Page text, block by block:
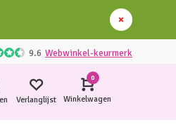
9.6 Webwinkel-keurmerk
Verlanglijst
0
Winkelwagen